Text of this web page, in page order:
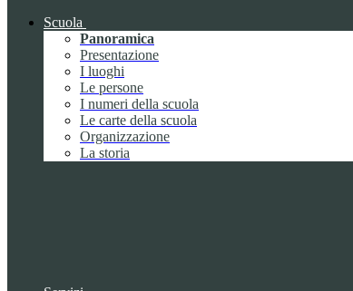
Scuola
Panoramica
Presentazione
I luoghi
Le persone
I numeri della scuola
Le carte della scuola
Organizzazione
La storia